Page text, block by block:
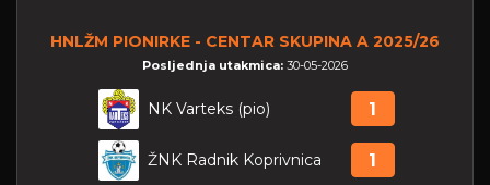
HNLŽM PIONIRKE - CENTAR SKUPINA A 2025/26
Posljednja utakmica: 30-05-2026
NK Varteks (pio) 1
ŽNK Radnik Koprivnica 1